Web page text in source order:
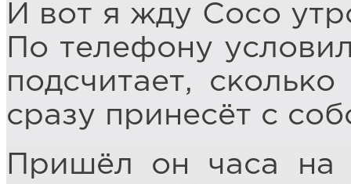
И вот я жду Сосо
По телефону
подсчитает,
сразу принесёт с
Пришёл он часа на